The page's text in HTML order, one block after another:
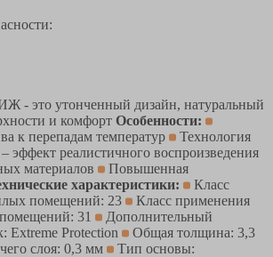
- это утонченный дизайн, натуральный
и комфорт Особенности:
к перепадам температур
Технология
эффект реалистичного воспроизведения
материалов
Повышенная
характеристики:
Класс
помещений: 23
Класс применения
31
Дополнительный
Extreme Protection
Общая толщина: 3,3
слоя: 0,3 мм
Тип основы: